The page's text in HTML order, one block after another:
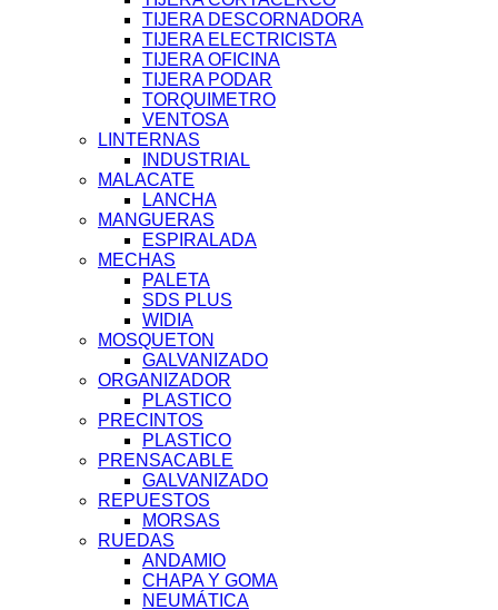
TIJERA DESCORNADORA
TIJERA ELECTRICISTA
TIJERA OFICINA
TIJERA PODAR
TORQUIMETRO
VENTOSA
LINTERNAS
INDUSTRIAL
MALACATE
LANCHA
MANGUERAS
ESPIRALADA
MECHAS
PALETA
SDS PLUS
WIDIA
MOSQUETON
GALVANIZADO
ORGANIZADOR
PLASTICO
PRECINTOS
PLASTICO
PRENSACABLE
GALVANIZADO
REPUESTOS
MORSAS
RUEDAS
ANDAMIO
CHAPA Y GOMA
NEUMÁTICA